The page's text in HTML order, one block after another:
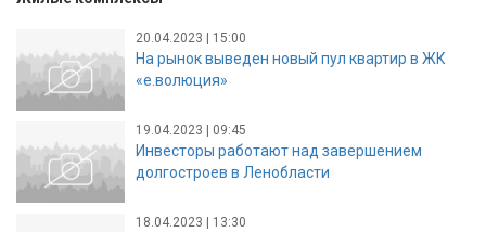
20.04.2023 | 15:00
На рынок выведен новый пул квартир в ЖК
«е.волюция»
19.04.2023 | 09:45
Инвесторы работают над завершением
долгостроев в Ленобласти
18.04.2023 | 13:30